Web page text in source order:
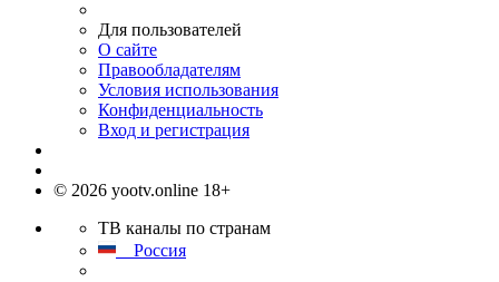
Для пользователей
О сайте
Правообладателям
Условия использования
Конфиденциальность
Вход и регистрация
© 2026 yootv.online 18+
ТВ каналы по странам
Россия